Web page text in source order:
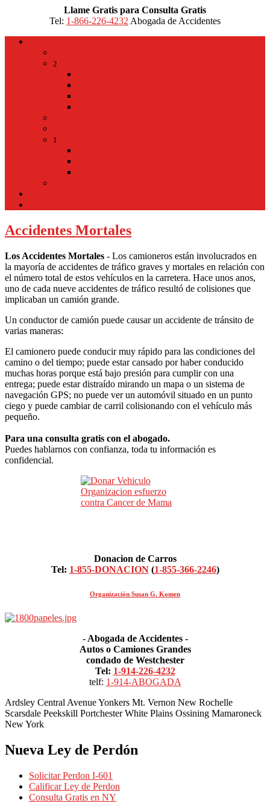
Llame Gratis para Consulta Gratis
Tel: 1-866-226-4232 Abogada de Accidentes
2
1
Accidentes Mortales
Los Accidentes Mortales - Los camioneros están involucrados en
la mayoría de accidentes de tráfico graves y mortales en relación con
el número total de estos vehículos en la carretera. Hace unos anos,
uno de cada nueve accidentes de tráfico resultó de colisiones que
implicaban un camión grande.
Un conductor de camión puede causar un accidente de tránsito de
varias maneras:
El camionero puede conducir muy rápido para las condiciones del
camino o del tiempo; puede estar cansado por haber conducido
muchas horas porque está bajo presión para cumplir con una
entrega; puede estar distraído mirando un mapa o un sistema de
navegación GPS; no puede ver un automóvil situado en un punto
ciego y puede cambiar de carril colisionando con el vehículo más
pequeño.
Para una consulta gratis con el abogado.
Puedes hablarnos con confianza, toda tu información es
confidencial.
Donacion de Carros
Tel: 1-855-DONACION(1-855-366-2246)
Organización Susan G. Komen
- Abogada de Accidentes -
Autos o Camiones Grandes
condado de Westchester
Tel: 1-914-226-4232
telf: 1-914-ABOGADA
Ardsley Central Avenue Yonkers Mt. Vernon New Rochelle
Scarsdale Peekskill Portchester White Plains Ossining Mamaroneck
New York
Nueva Ley de Perdón
Solicitar Perdon I-601
Calificar Ley de Perdon
Consulta Gratis en NY